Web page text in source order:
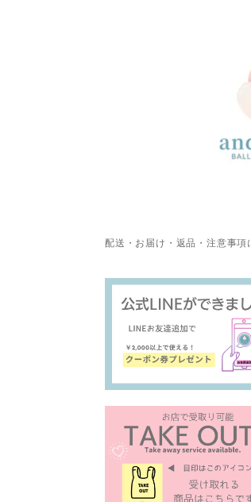
配送・お届け・返品・注意事項